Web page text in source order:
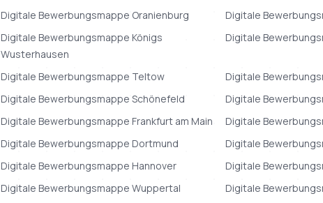
Digitale Bewerbungsmappe Oranienburg Digitale
Digitale Bewerbungsmappe Königs
Wusterhausen
Digitale
Digitale Bewerbungsmappe Teltow Digitale
Digitale Bewerbungsmappe Schönefeld Digitale
Digitale Bewerbungsmappe Frankfurt am Main Digitale
Digitale Bewerbungsmappe Dortmund Digitale
Digitale Bewerbungsmappe Hannover Digitale
Digitale Bewerbungsmappe Wuppertal Digitale